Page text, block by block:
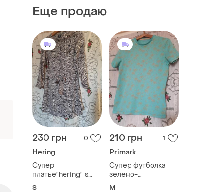
Еще продаю
230 грн 0
Hering
Супер
платье"hering" s
100%вискоза
S
210 грн 1
Primark
Супер футболка
зелено-
золотиста,р.м,100%
M